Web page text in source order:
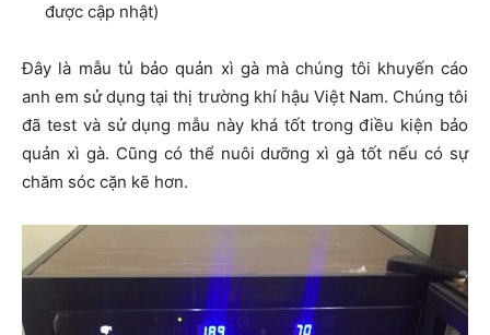
được cập nhật)
Đây là mẫu tủ bảo quản xì gà mà chúng tôi khuyến cáo
anh em sử dụng tại thị trường khí hậu Việt Nam. Chúng tôi
đã test và sử dụng mẫu này khá tốt trong điều kiện bảo
quản xì gà. Cũng có thể nuôi dưỡng xì gà tốt nếu có sự
chăm sóc cặn kẽ hơn.